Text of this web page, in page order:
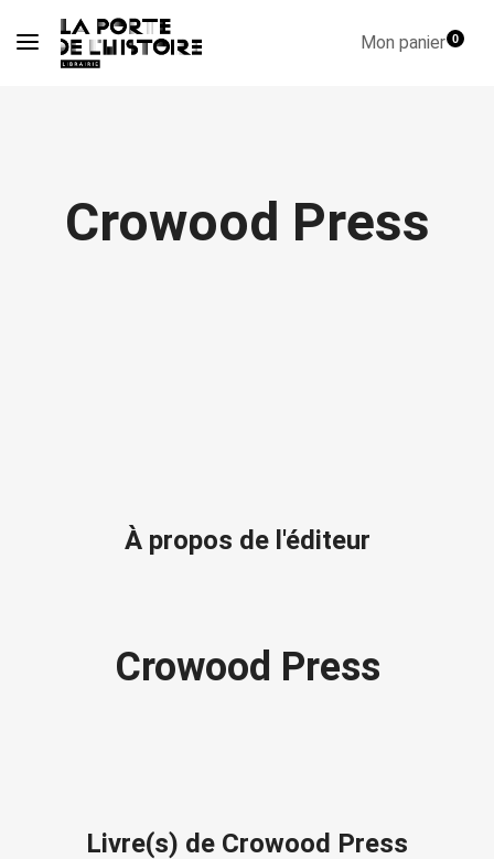
Mon panier0
Crowood Press
À propos de l'éditeur
Crowood Press
Livre(s) de Crowood Press